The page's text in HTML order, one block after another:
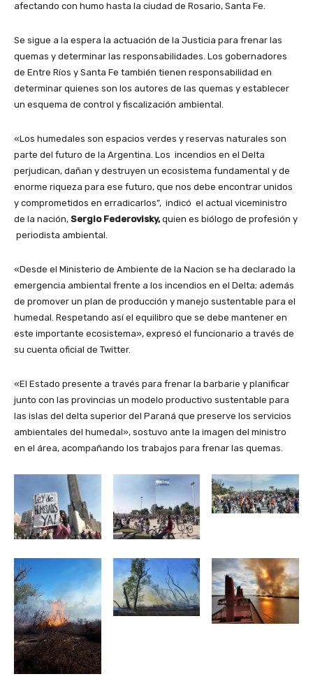
afectando con humo hasta la ciudad de Rosario, Santa Fe.
Se sigue a la espera la actuación de la Justicia para frenar las
quemas y determinar las responsabilidades. Los gobernadores
de Entre Ríos y Santa Fe también tienen responsabilidad en
determinar quienes son los autores de las quemas y establecer
un esquema de control y fiscalización ambiental.
«Los humedales son espacios verdes y reservas naturales son
parte del futuro de la Argentina. Los incendios en el Delta
perjudican, dañan y destruyen un ecosistema fundamental y de
enorme riqueza para ese futuro, que nos debe encontrar unidos
y comprometidos en erradicarlos”, indicó el actual viceministro
de la nación, Sergio Federovisky,quien es biólogo de profesión y
periodista ambiental.
«Desde el Ministerio de Ambiente de la Nacion se ha declarado la
emergencia ambiental frente a los incendios en el Delta; además
de promover un plan de producción y manejo sustentable para el
humedal. Respetando así el equilibro que se debe mantener en
este importante ecosistema», expresó el funcionario a través de
su cuenta oficial de Twitter.
«El Estado presente a través para frenar la barbarie y planificar
junto con las provincias un modelo productivo sustentable para
las islas del delta superior del Paraná que preserve los servicios
ambientales del humedal», sostuvo ante la imagen del ministro
en el área, acompañando los trabajos para frenar las quemas.